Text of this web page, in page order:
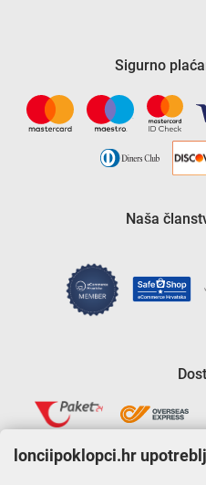
Sigurno
Naša
lonciipoklopci.hr